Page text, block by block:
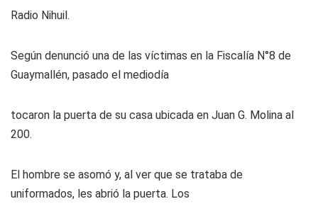
Radio Nihuil.
Según denunció una de las víctimas en la Fiscalía N°8 de
Guaymallén, pasado el mediodía
tocaron la puerta de su casa ubicada en Juan G. Molina al
200.
El hombre se asomó y, al ver que se trataba de
uniformados, les abrió la puerta. Los